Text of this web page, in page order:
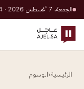
الجمعة، 7 أغسطس 2026 · 24 صفر 1448 هـ
الرئيسية‹الوسوم